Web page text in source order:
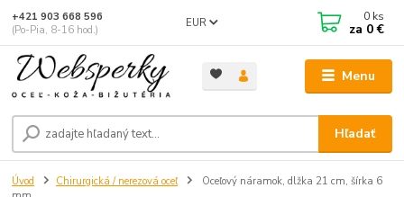
Menu
EUR
Hľadať
+421 903 668 596
(Po-Pia, 8-16 hod.)
0 ks
za 0 €
Úvod Chirurgická / nerezová oceľ
Oceľový náramok, dlžka 21 cm, šírka 6